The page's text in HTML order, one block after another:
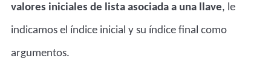
valores iniciales de lista asociada a una llave, le
indicamos el índice inicial y su índice final como
argumentos.